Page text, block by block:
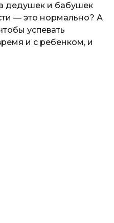
дедушек и бабушек
— это нормально? А
успевать
и с ребенком, и